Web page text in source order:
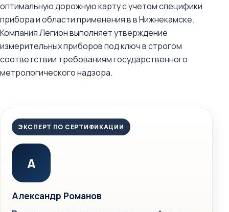
оптимальную дорожную карту с учетом специфики
прибора и области применения в в Нижнекамске.
Компания Легион выполняет утверждение
измерительных приборов под ключ в строгом
соответствии требованиям государственного
метрологического надзора.
ЭКСПЕРТ ПО СЕРТИФИКАЦИИ
А
Александр Романов